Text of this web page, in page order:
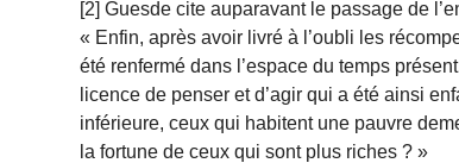
[2] Guesde cite auparavant le passage de
« Enfin, après avoir livré à l’oubli les
été renfermé dans l’espace du temps
licence de penser et d’agir qui a été ainsi
inférieure, ceux qui habitent une pauvre
la fortune de ceux qui sont plus riches ? »